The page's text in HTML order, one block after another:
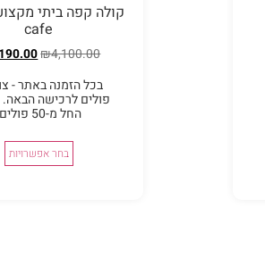
cafe
₪4,100.00
בכל הזמנה באתר -
פולים לרכישה
החל מ-50 פולים.
בחר אפשרויות